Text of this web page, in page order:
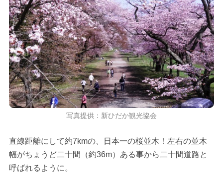
写真提供：新ひだか観光協会
直線距離にして約7kmの、日本一の桜並木！左右の並木
幅がちょうど二十間（約36m）ある事から二十間道路と
呼ばれるように。